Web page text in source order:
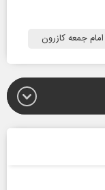
امام جمعه کازرون